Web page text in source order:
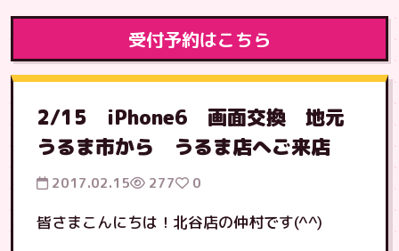
受付予約はこちら
2/15 iPhone6 画面交換 地元
うるま市から うるま店へご来店
2017.02.15 277 0
皆さまこんにちは！北谷店の仲村です(^^)